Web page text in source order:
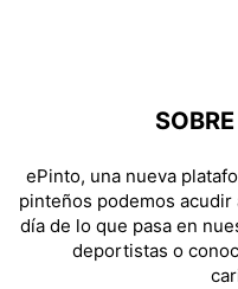
ePinto, una nueva
pinteños podemos
día de lo que pasa en
deportistas o